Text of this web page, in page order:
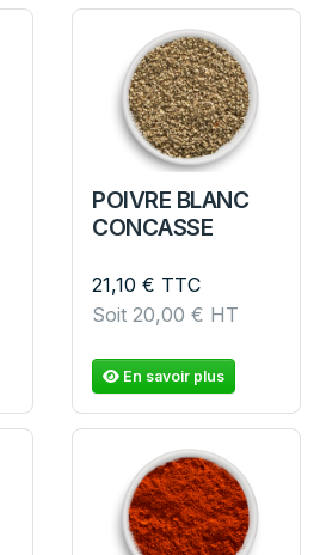
POIVRE BLANC
CONCASSE
21,10 € TTC
Soit 20,00 € HT
En savoir plus